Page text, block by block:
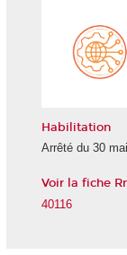
Habilitation
Arrêté du 30
Voir la fiche
40116